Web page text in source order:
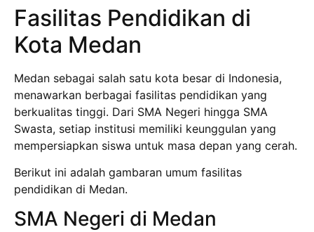
Fasilitas Pendidikan di
Kota Medan
Medan sebagai salah satu kota besar di Indonesia,
menawarkan berbagai fasilitas pendidikan yang
berkualitas tinggi. Dari SMA Negeri hingga SMA
Swasta, setiap institusi memiliki keunggulan yang
mempersiapkan siswa untuk masa depan yang cerah.
Berikut ini adalah gambaran umum fasilitas
pendidikan di Medan.
SMA Negeri di Medan